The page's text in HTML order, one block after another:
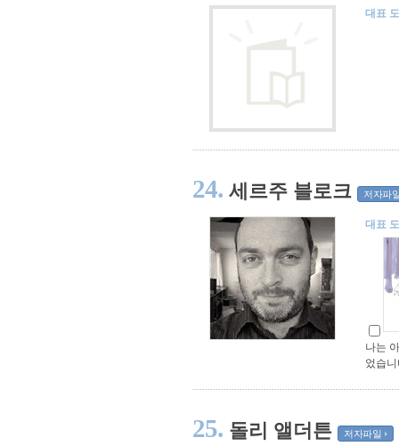
대표
24. 세르주 블로크 저자파
대표
나는
었습
25. 돌리 앨더튼 저자파일